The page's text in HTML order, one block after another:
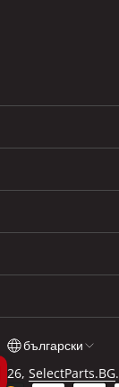
български
SelectParts.BG.